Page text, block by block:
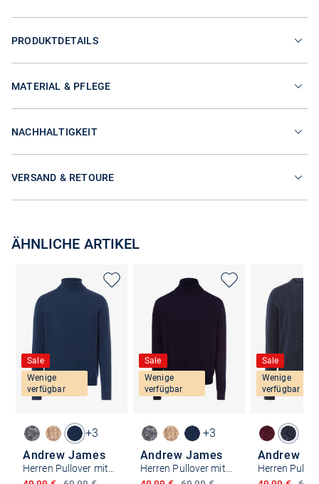
PRODUKTDETAILS
MATERIAL & PFLEGE
NACHHALTIGKEIT
VERSAND & RETOURE
ÄHNLICHE ARTIKEL
Sale
Wenige
verfügbar
+3
Andrew James
Sale
Wenige
verfügbar
+3
Andrew James
Sale
Wenige
verfügbar
Andrew